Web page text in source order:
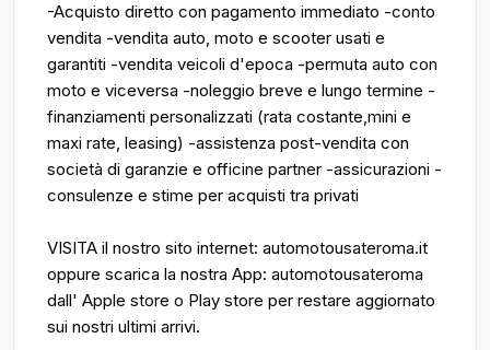
-Acquisto diretto con pagamento immediato -conto
vendita -vendita auto, moto e scooter usati e
garantiti -vendita veicoli d'epoca -permuta auto con
moto e viceversa -noleggio breve e lungo termine -
finanziamenti personalizzati (rata costante,mini e
maxi rate, leasing) -assistenza post-vendita con
società di garanzie e officine partner -assicurazioni -
consulenze e stime per acquisti tra privati
VISITA il nostro sito internet: automotousateroma.it
oppure scarica la nostra App: automotousateroma
dall' Apple store o Play store per restare aggiornato
sui nostri ultimi arrivi.